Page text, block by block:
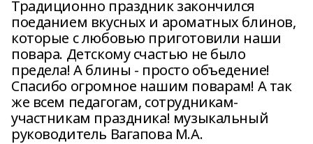
Традиционно праздник закончился
поеданием вкусных и ароматных блинов,
которые с любовью приготовили наши
повара. Детскому счастью не было
предела! А блины - просто объедение!
Спасибо огромное нашим поварам! А так
же всем педагогам, сотрудникам-
участникам праздника! музыкальный
руководитель Вагапова М.А.